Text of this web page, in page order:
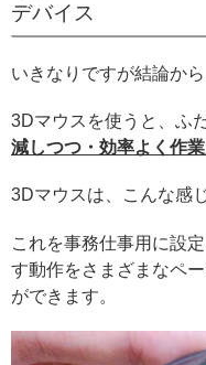
デバイス
いきなりですが結論から
3Dマウスを使うと、ふ
減しつつ・効率よく作
3Dマウスは、こんな感
これを事務仕事用に設
す動作をさまざまなペ
ができます。